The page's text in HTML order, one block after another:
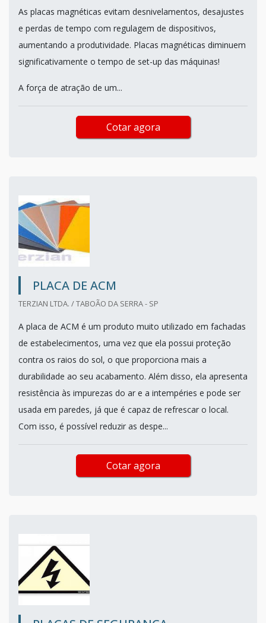
As placas magnéticas evitam desnivelamentos, desajustes
e perdas de tempo com regulagem de dispositivos,
aumentando a produtividade. Placas magnéticas diminuem
significativamente o tempo de set-up das máquinas!
A força de atração de um...
Cotar agora
PLACA DE ACM
TERZIAN LTDA. / TABOÃO DA SERRA - SP
A placa de ACM é um produto muito utilizado em fachadas
de estabelecimentos, uma vez que ela possui proteção
contra os raios do sol, o que proporciona mais a
durabilidade ao seu acabamento. Além disso, ela apresenta
resistência às impurezas do ar e a intempéries e pode ser
usada em paredes, já que é capaz de refrescar o local.
Com isso, é possível reduzir as despe...
Cotar agora